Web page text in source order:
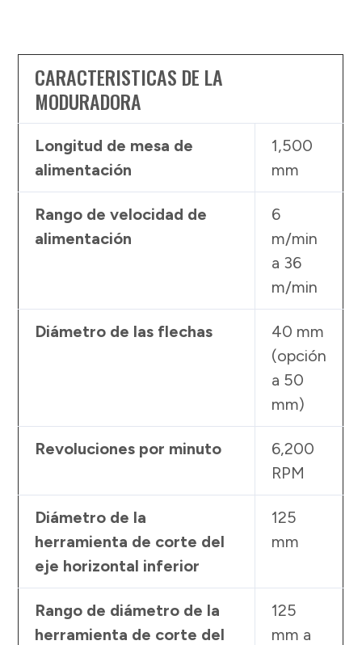
CARACTERISTICAS DE LA
MODURADORA
Longitud de mesa de
alimentación
1,500
mm
Rango de velocidad de
alimentación
6
m/min
a 36
m/min
Diámetro de las flechas
40 mm
(opción
a 50
mm)
Revoluciones por minuto
6,200
RPM
Diámetro de la
herramienta de corte del
eje horizontal inferior
125
mm
Rango de diámetro de la
herramienta de corte del
125
mm a